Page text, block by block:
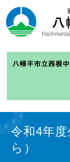
ー
ジ
ニ
ュ
文 令和4年
ら）